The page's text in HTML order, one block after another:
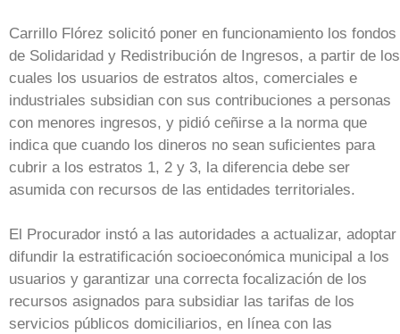
Carrillo Flórez solicitó poner en funcionamiento los fondos
de Solidaridad y Redistribución de Ingresos, a partir de los
cuales los usuarios de estratos altos, comerciales e
industriales subsidian con sus contribuciones a personas
con menores ingresos, y pidió ceñirse a la norma que
indica que cuando los dineros no sean suficientes para
cubrir a los estratos 1, 2 y 3, la diferencia debe ser
asumida con recursos de las entidades territoriales.
El Procurador instó a las autoridades a actualizar,
difundir la estratificación socioeconómica municipal a los
usuarios y garantizar una correcta focalización de los
recursos asignados para subsidiar las tarifas de los
servicios públicos domiciliarios, en línea con las